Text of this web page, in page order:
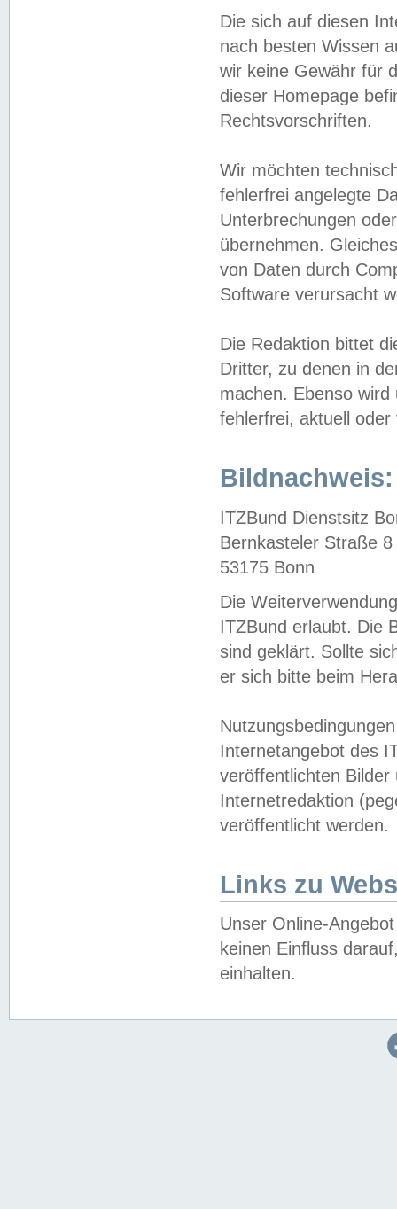
Die sich auf diesen
nach besten Wissen
wir keine Gewähr für
dieser Homepage
Rechtsvorschriften.
Wir möchten
fehlerfrei angelegte
Unterbrechungen
übernehmen.
von Daten durch
Software verursacht
Die Redaktion bittet
Dritter, zu denen in
machen. Ebenso
fehlerfrei, aktuell oder
Bildnachweis:
ITZBund Dienstsitz
Bernkasteler Straße 8
53175 Bonn
Die
ITZBund erlaubt. Die
sind geklärt. Sollte
er sich bitte beim
Internetangebot des
veröffentlichten
Internetredaktion
veröffentlicht werden.
Links zu
Unser Online-
keinen Einfluss
einhalten.